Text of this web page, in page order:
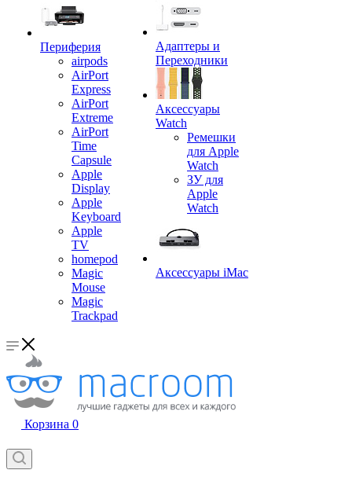
Периферия
airpods
AirPort
Express
AirPort
Extreme
AirPort
Time
Capsule
Apple
Display
Apple
Keyboard
Apple
TV
homepod
Magic
Mouse
Magic
Trackpad
Адаптеры и
Переходники
Аксессуары
Watch
Ремешки
для Apple
Watch
ЗУ для
Apple
Watch
Аксессуары iMac
Корзина 0